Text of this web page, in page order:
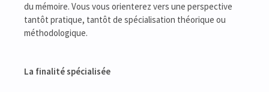
du mémoire. Vous vous orienterez vers une perspective
tantôt pratique, tantôt de spécialisation théorique ou
méthodologique.
La finalité spécialisée